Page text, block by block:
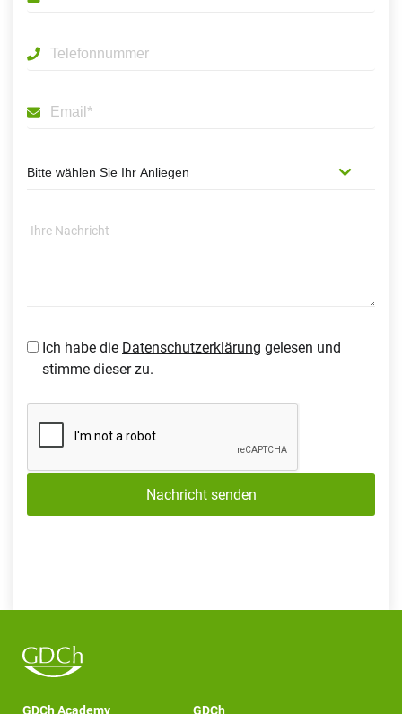
Ich habe die Datenschutzerklärung gelesen und
stimme dieser zu.
Nachricht senden
GDCh Academy GDCh